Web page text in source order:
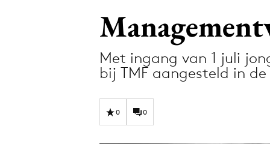
Met ingang van 1 juli
bij TMF aangesteld in
0 0